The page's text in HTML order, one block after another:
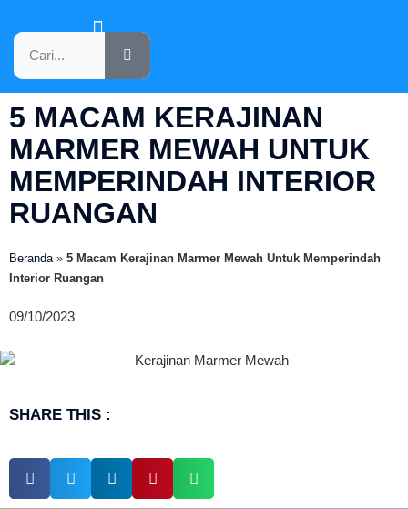
5 MACAM KERAJINAN
MARMER MEWAH UNTUK
MEMPERINDAH INTERIOR
RUANGAN
Beranda» 5 Macam Kerajinan Marmer Mewah Untuk Memperindah
Interior Ruangan
09/10/2023
SHARE THIS :